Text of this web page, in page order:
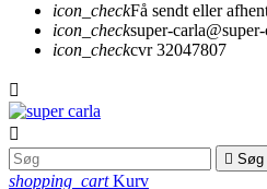
icon_checkFå sendt eller
icon_checksuper-
icon_checkcvr 32047807


 Søg
shopping_cart Kurv